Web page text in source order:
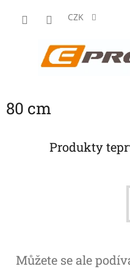
CZK
80 cm
Produkty
Můžete se ale